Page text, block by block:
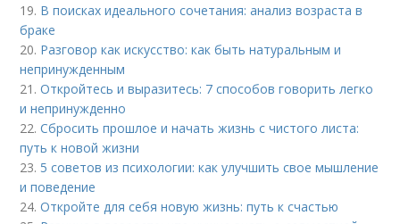
19. В поисках идеального сочетания: анализ возраста в
браке
20. Разговор как искусство: как быть натуральным и
непринужденным
21.Откройтесь и выразитесь: 7 способов говорить легко
и непринужденно
22.Сбросить прошлое и начать жизнь с чистого листа:
путь к новой жизни
23. 5 советов из психологии: как улучшить свое мышление
и поведение
24.Откройте для себя новую жизнь: путь к счастью